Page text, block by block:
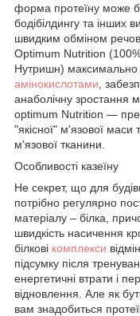
форма протеїну може
бодібілдингу та інших
швидким обміном
Optimum Nutrition
Нутришн) максимально
амінокислотами ,
анаболічну зростання
optimum Nutrition —
"якісної" м'язової маси
м'язової тканини.
Особливості казеїну
Не секрет, що для
потрібно регулярно
матеріалу – білка,
швидкість насичення
білкові комплекси
підсумку після
енергетичні втрати і
відновлення. Але як
вам знадобиться